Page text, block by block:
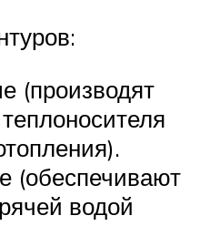
(производят
(обеспечивают
водой